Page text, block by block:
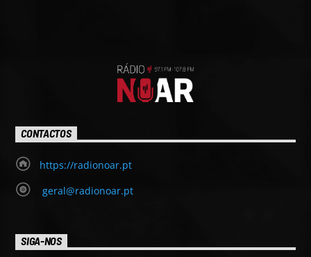
CONTACTOS
https://radionoar.pt
geral@radionoar.pt
SIGA-NOS